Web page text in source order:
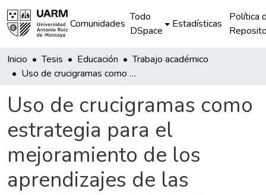
Comunidades
Todo
DSpace
Estadísticas
Política
Inicio Tesis Educación
Trabajo académico
Uso de crucigramas como estrategia para el mejoramiento de los aprendizajes de las estudiantes del nivel secundario de la Institución Educativa Santa Rosa de la ciudad de Puerto Maldonado - 2017
Uso de crucigramas como
estrategia para el
mejoramiento de los
aprendizajes de las